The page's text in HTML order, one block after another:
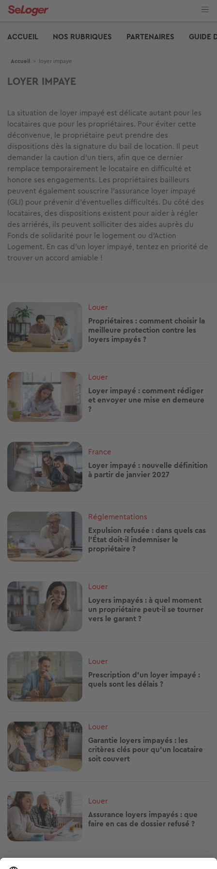
Aller
ACCUEIL
NOS RUBRIQUES PARTENAIRES GUIDE
Fil d'Ariane
Accueil > loyer impaye
LOYER IMPAYE
La situation de loyer impayé est délicate autant pour les
locataires que pour les propriétaires. Pour éviter cette
déconvenue, le propriétaire peut prendre des
dispositions dès la signature du bail de location. Il peut
demander la caution d’un tiers, afin que ce dernier
remplace temporairement le locataire en difficulté et
honore ses engagements. Les propriétaires bailleurs
peuvent également souscrire l’assurance loyer impayé
(GLI) pour prévenir d'éventuelles difficultés. Du côté des
locataires, des dispositions existent pour aider à régler
des arriérés, ils peuvent solliciter des aides auprès du
Fonds de solidarité pour le logement ou d’Action
Logement. En cas d’un loyer impayé, tentez en priorité de
trouver un accord amiable !
Image
Louer
Propriétaires : comment choisir la
meilleure protection contre les
loyers impayés ?
Image
Louer
Loyer impayé : comment rédiger
et envoyer une mise en demeure
?
Image
France
Loyer impayé : nouvelle définition
à partir de janvier 2027
Image
Réglementations
Expulsion refusée : dans quels cas
l’État doit-il indemniser le
propriétaire ?
Image
Louer
Loyers impayés : à quel moment
un propriétaire peut-il se tourner
vers le garant ?
Image
Louer
Prescription d’un loyer impayé :
quels sont les délais ?
Image
Louer
Garantie loyers impayés : les
critères clés pour qu’un locataire
soit couvert
Image
Louer
Assurance loyers impayés : que
faire en cas de dossier refusé ?
Image